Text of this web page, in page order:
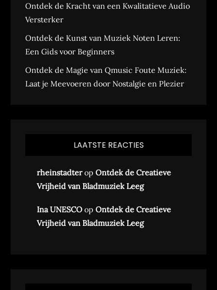
Ontdek de Kracht van een Kwalitatieve Audio
Versterker
Ontdek de Kunst van Muziek Noten Leren:
Een Gids voor Beginners
Ontdek de Magie van Qmusic Foute Muziek:
Laat je Meevoeren door Nostalgie en Plezier
LAATSTE REACTIES
rheinstadteropOntdek de Creatieve
Vrijheid van Bladmuziek Leeg
Ina UNESCO opOntdek de Creatieve
Vrijheid van Bladmuziek Leeg